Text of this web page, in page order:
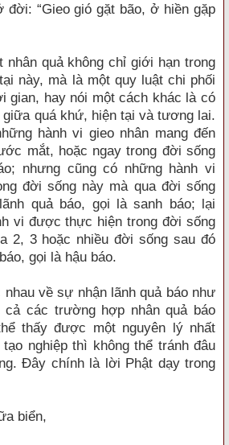
“Gieo gió gặt bão, ở hiền gặp
nhân quả không chỉ giới hạn trong
này, mà là một quy luật chi phối
gian, hay nói một cách khác là có
quá khứ, hiện tại và tương lai.
hành vi gieo nhân mang đến
mắt, hoặc ngay trong đời sống
nhưng cũng có những hành vi
đời sống này mà qua đời sống
quả báo, gọi là sanh báo; lại
vi được thực hiện trong đời sống
2, 3 hoặc nhiều đời sống sau đó
gọi là hậu báo.
về sự nhận lãnh quả báo như
cả các trường hợp nhân quả báo
thấy được một nguyên lý nhất
nghiệp thì không thể tránh đâu
Đây chính là lời Phật dạy trong
biển,